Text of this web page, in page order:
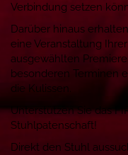
Verbindung setzen
Darüber hinaus
eine Veranstaltung
ausgewählten
besonderen Terminen
die Kulissen.
Unterstützen Sie das
Stuhlpatenschaft!
Direkt den Stuhl